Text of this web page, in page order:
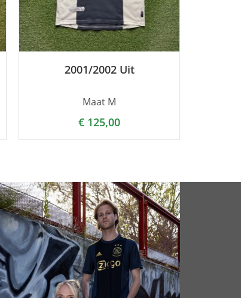
2001/2002 Uit
Maat M
€ 125,00